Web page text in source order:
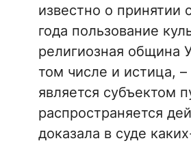
известно о принятии
года пользование
религиозная община
том числе и истица,
является субъектом
распространяется
доказала в суде